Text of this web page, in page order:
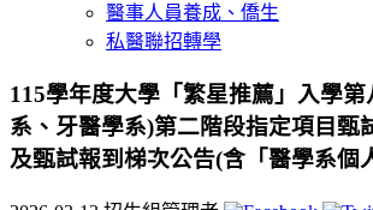
醫事人員養成、僑生
私醫聯招轉學
115學年度大學「繁星推薦」入學
系、牙醫學系)第二階段指定項目甄
及甄試報到梯次公告(含「醫學系個